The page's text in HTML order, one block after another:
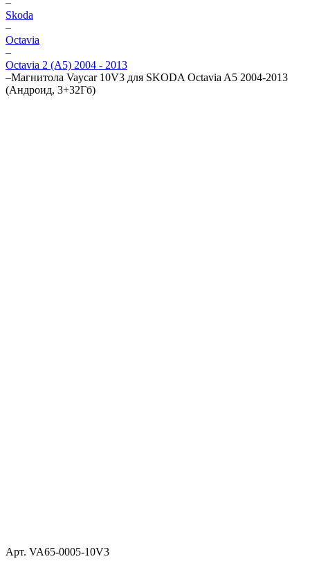
–
Skoda
–
Octavia
–
Octavia 2 (A5) 2004 - 2013
–Магнитола Vaycar 10V3 для SKODA Octavia A5 2004-2013
(Андроид, 3+32Гб)
Арт. VA65-0005-10V3